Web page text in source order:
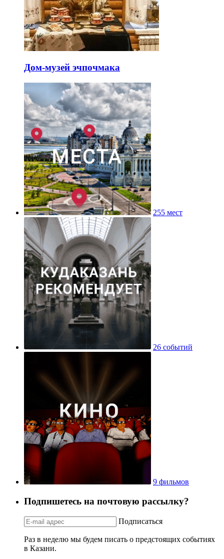
Дом-музей эчпочмака
255 мест
26 событий
9 фильмов
Подпишетесь на почтовую рассылку?
Подписаться
Раз в неделю мы будем писать о предстоящих событиях
в Казани.